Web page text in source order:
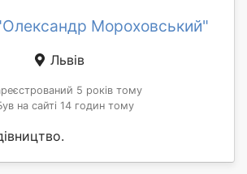
Мороховський"
Львів
5 років тому
на сайті 14 годин тому